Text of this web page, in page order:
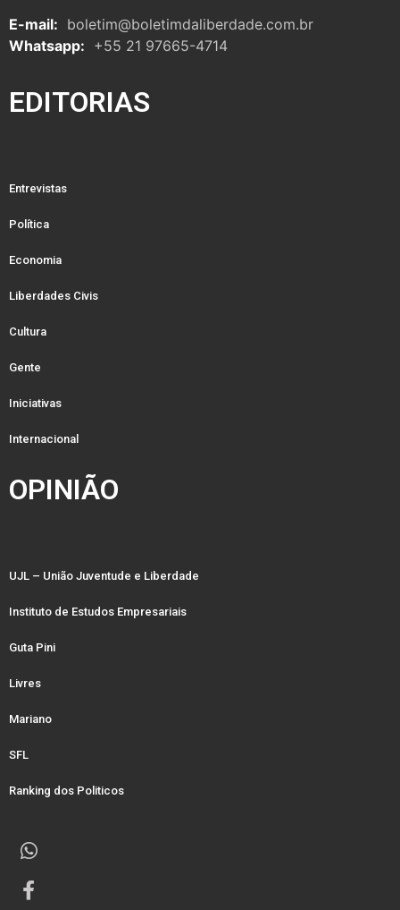
E-mail: boletim@boletimdaliberdade.com.br
Whatsapp: +55 21 97665-4714
EDITORIAS
Entrevistas
Política
Economia
Liberdades Civis
Cultura
Gente
Iniciativas
Internacional
OPINIÃO
UJL – União Juventude e Liberdade
Instituto de Estudos Empresariais
Guta Pini
Livres
Mariano
SFL
Ranking dos Politicos